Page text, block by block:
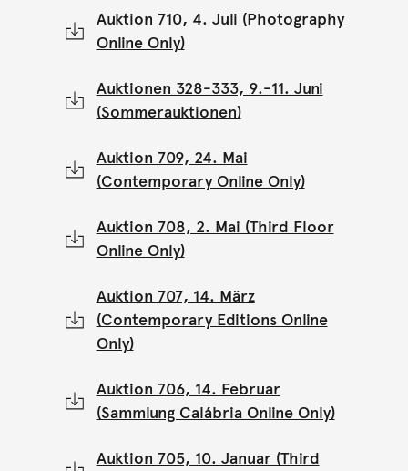
Auktion 710, 4. Juli (Photography
Online Only)
Auktionen 328-333, 9.-11. Juni
(Sommerauktionen)
Auktion 709, 24. Mai
(Contemporary Online Only)
Auktion 708, 2. Mai (Third Floor
Online Only)
Auktion 707, 14. März
(Contemporary Editions Online
Only)
Auktion 706, 14. Februar
(Sammlung Calábria Online Only)
Auktion 705, 10. Januar (Third